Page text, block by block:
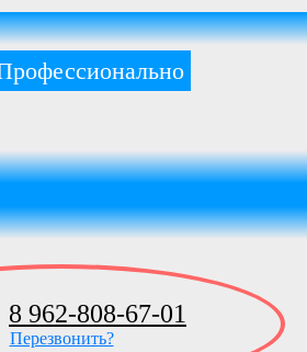
8 962-808-67-01
Перезвонить?